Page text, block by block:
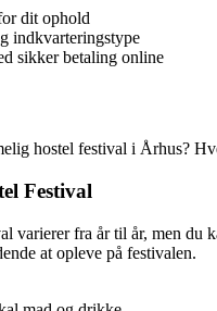
dit ophold
indkvarteringstype
sikker betaling online
hostel festival i Århus?
Festival
varierer fra år til år, men du
at opleve på festivalen.